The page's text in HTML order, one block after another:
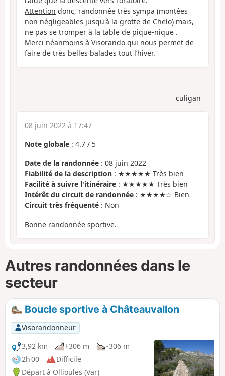
Attention donc, randonnée très sympa (montées
non négligeables jusqu'à la grotte de Chelo) mais,
ne pas se tromper à la table de pique-nique .
Merci néanmoins à Visorando qui nous permet de
faire de très belles balades tout l’hiver.
culigan
08 juin 2022 à 17:47
Note globale : 4.7 / 5
Date de la randonnée : 08 juin 2022
Fiabilité de la description : ★★★★★ Très bien
Facilité à suivre l'itinéraire : ★★★★★ Très bien
Intérêt du circuit de randonnée : ★★★★☆ Bien
Circuit très fréquenté : Non
Bonne randonnée sportive.
Autres randonnées dans le
secteur
Boucle sportive à Châteauvallon
Visorandonneur
3,92 km
+306 m
-306 m
2h 00
Difficile
Départ à Ollioules (Var)